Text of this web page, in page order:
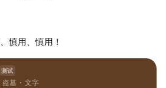
慎用、慎用！
测试
盗墓
文字